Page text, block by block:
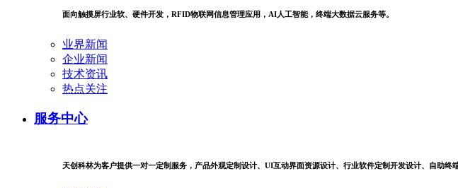
面向触摸屏行业软、硬件开发，RFID物联网信息管理应用，AI人工智能，终端大数据云服务等。
业界新闻
企业新闻
技术资讯
热点关注
服务中心
天创科林为客户提供一对一定制服务，产品外观定制设计、UI互动界面资源设计、行业软件定制开发设计、自助终